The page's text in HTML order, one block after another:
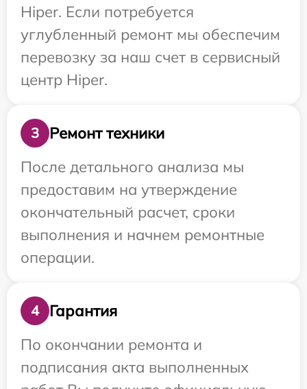
Hiper. Если потребуется
углубленный ремонт мы обеспечим
перевозку за наш счет в сервисный
центр Hiper.
3
Ремонт техники
После детального анализа мы
предоставим на утверждение
окончательный расчет, сроки
выполнения и начнем ремонтные
операции.
4
Гарантия
По окончании ремонта и
подписания акта выполненных